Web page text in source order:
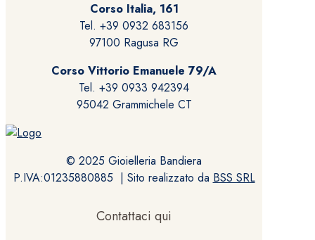
Corso Italia, 161
Tel. +39 0932 683156
97100 Ragusa RG
Corso Vittorio Emanuele 79/A
Tel. +39 0933 942394
95042 Grammichele CT
© 2025 Gioielleria Bandiera
P.IVA:01235880885 | Sito realizzato da BSS SRL
Contattaci qui